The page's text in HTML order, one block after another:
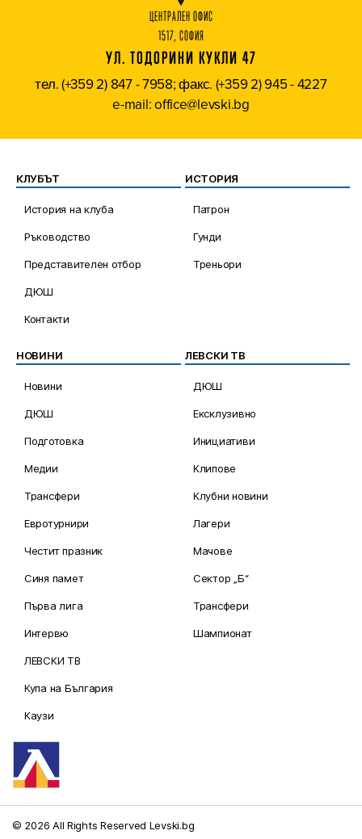
ЦЕНТРАЛЕН ОФИС
1517, СОФИЯ
УЛ. ТОДОРИНИ КУКЛИ 47
тел. (+359 2) 847 - 7958; факс. (+359 2) 945 - 4227
e-mail: office@levski.bg
КЛУБЪТ
История на клуба
Ръководство
Представителен отбор
ДЮШ
Контакти
ИСТОРИЯ
Патрон
Гунди
Треньори
НОВИНИ
Новини
ДЮШ
Подготовка
Медии
Трансфери
Евротурнири
Честит празник
Синя памет
Първа лига
Интервю
ЛЕВСКИ ТВ
Купа на България
Каузи
ЛЕВСКИ ТВ
ДЮШ
Ексклузивно
Инициативи
Клипове
Клубни новини
Лагери
Мачове
Сектор „Б“
Трансфери
Шампионат
© 2026 All Rights Reserved Levski.bg